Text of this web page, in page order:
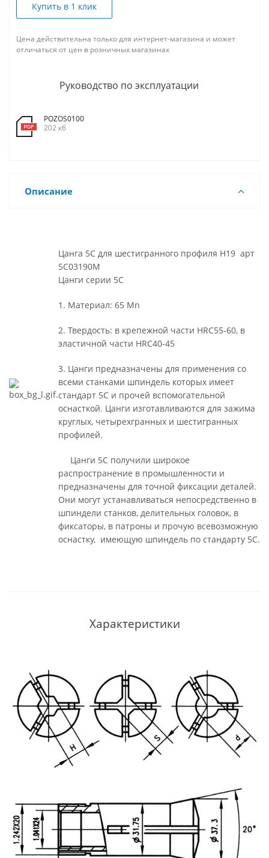
Купить в 1 клик
Цена действительна только для интернет-магазина и может
отличаться от цен в розничных магазинах
Руководство по эксплуатации
POZOS0100
202 кб
Описание
Цанга 5С для шестигранного профиля H19 арт
5C03190M
Цанги серии 5С
1. Материал: 65 Mn
2. Твердость: в крепежной части HRC55-60, в
эластичной части HRC40-45
3. Цанги предназначены для применения со
всеми станками шпиндель которых имеет
стандарт 5С и прочей вспомогательной
оснасткой. Цанги изготавливаются для зажима
круглых, четырехгранных и шестигранных
профилей.
Цанги 5С получили широкое
распространение в промышленности и
предназначены для точной фиксации деталей.
Они могут устанавливаться непосредственно в
шпиндели станков, делительных головок, в
фиксаторы, в патроны и прочую всевозможную
оснастку, имеющую шпиндель по стандарту 5С.
Характеристики